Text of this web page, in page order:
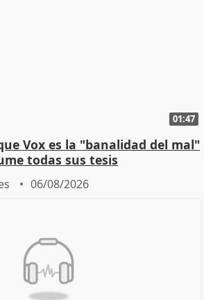
01:47
Vox es la "banalidad del mal"
todas sus tesis
06/08/2026